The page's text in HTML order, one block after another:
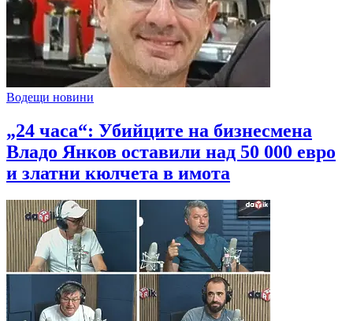
Водещи новини
„24 часа“: Убийците на бизнесмена
Владо Янков оставили над 50 000 евро
и златни кюлчета в имота